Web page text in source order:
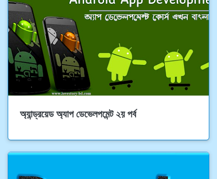
অ্যান্ড্রয়েড অ্যাপ ডেভেলপমেন্ট ২য় পর্ব